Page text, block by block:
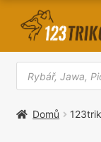
Přeskočit
navigaci
Přejít
obsahu
webu
Hledat
produkty
Domů